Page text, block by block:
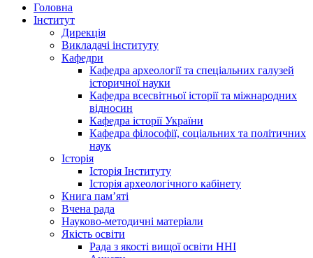
Головна
Інститут
Дирекція
Викладачі інституту
Кафедри
Кафедра археології та спеціальних галузей
історичної науки
Кафедра всесвітньої історії та міжнародних
відносин
Кафедра історії України
Кафедра філософії, соціальних та політичних
наук
Історія
Історія Інституту
Історія археологічного кабінету
Книга памʼяті
Вчена рада
Науково-методичні матеріали
Якість освіти
Рада з якості вищої освіти ННІ